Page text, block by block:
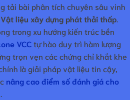
tải bài phân tích chuyên sâu vinh
Vật liệu xây dựng phát thải thấp
trong xu hướng kiến trúc bền
VCC tự hào duy trì hàm lượng
trọn vẹn các chứng chỉ khắt khe
là giải pháp vật liệu tin cậy,
nâng cao điểm số đánh giá cho